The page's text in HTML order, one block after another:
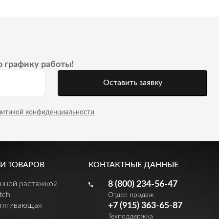
графику работы!
Оставить заявку
конфиденциальности
ТОВАРОВ
растяжкой
КОНТАКТНЫЕ ДАННЫЕ
8 (800) 234-56-47
Отдел продаж
+7 (915) 363-65-87
Техподдержка